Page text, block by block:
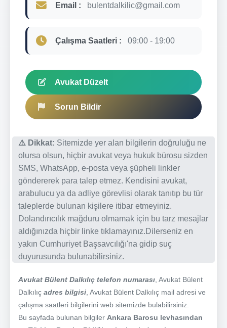
Email : bulentdalkilic@gmail.com
Çalışma Saatleri : 09:00 - 19:00
Avukat Düzelt
Sorun Bildir
⚠️ Dikkat: Sitemizde yer alan bilgilerin doğruluğu ne
olursa olsun, hiçbir avukat veya hukuk bürosu sizden
SMS, WhatsApp, e-posta veya şüpheli linkler
göndererek para talep etmez. Kendisini avukat,
arabulucu ya da adliye görevlisi olarak tanıtıp bu tür
taleplerde bulunan kişilere itibar etmeyiniz.
Dolandırıcılık mağduru olmamak için bu tarz mesajlar
aldığınızda hiçbir linke tıklamayınız.Dilerseniz en
yakın Cumhuriyet Başsavcılığı'na gidip suç
duyurusunda bulunabilirsiniz.
Avukat Bülent Dalkılıç telefon numarası , Avukat Bülent
Dalkılıç adres bilgisi , Avukat Bülent Dalkılıç mail adresi ve
çalışma saatleri bilgilerini web sitemizde bulabilirsiniz.
Bu sayfada bulunan bilgiler Ankara Barosu levhasından